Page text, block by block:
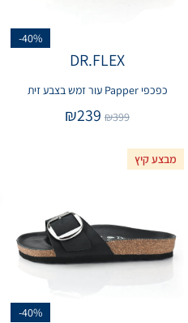
-40%
DR.FLEX
כפכפי Papper עור זמש בצבע זית
₪399
₪239
מבצע קיץ
-40%